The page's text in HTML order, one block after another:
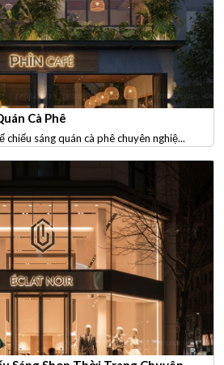
Cà Phê
sáng quán cà phê chuyên nghiệ...